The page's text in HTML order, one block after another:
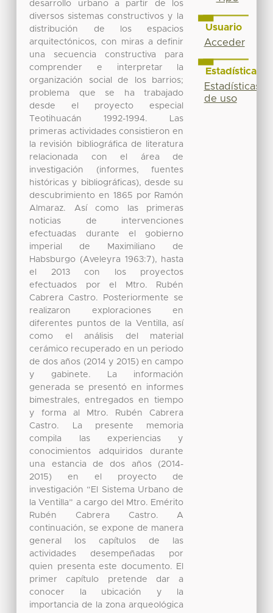
desarrollo urbano a partir de los
diversos sistemas constructivos y la
distribución de los espacios
arquitectónicos, con miras a definir
una secuencia constructiva para
comprender e interpretar la
organización social de los barrios;
problema que se ha trabajado
desde el proyecto especial
Teotihuacán 1992-1994. Las
primeras actividades consistieron en
la revisión bibliográfica de literatura
relacionada con el área de
investigación (informes, fuentes
históricas y bibliográficas), desde su
descubrimiento en 1865 por Ramón
Almaraz. Así como las primeras
noticias de intervenciones
efectuadas durante el gobierno
imperial de Maximiliano de
Habsburgo (Aveleyra 1963:7), hasta
el 2013 con los proyectos
efectuados por el Mtro. Rubén
Cabrera Castro. Posteriormente se
realizaron exploraciones en
diferentes puntos de la Ventilla, así
como el análisis del material
cerámico recuperado en un periodo
de dos años (2014 y 2015) en campo
y gabinete. La información
generada se presentó en informes
bimestrales, entregados en tiempo
y forma al Mtro. Rubén Cabrera
Castro. La presente memoria
compila las experiencias y
conocimientos adquiridos durante
una estancia de dos años (2014-
2015) en el proyecto de
investigación “El Sistema Urbano de
la Ventilla” a cargo del Mtro. Emérito
Rubén Cabrera Castro. A
continuación, se expone de manera
general los capítulos de las
actividades desempeñadas por
quien presenta este documento. El
primer capítulo pretende dar a
conocer la ubicación y la
importancia de la zona arqueológica
Usuario
Acceder
Estadísticas
Estadísticas
de uso